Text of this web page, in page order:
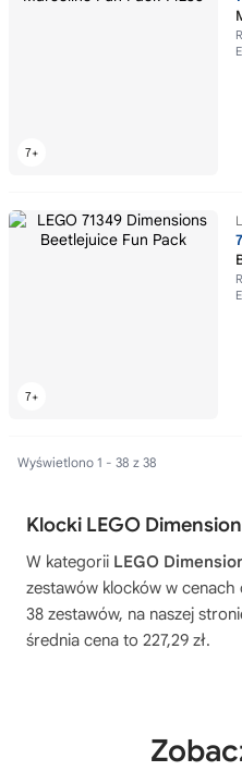
Wyświetlono 1 - 38 z 38
Klocki LEGO
W kategorii LEGO
zestawów klocków w cenach
38 zestawów, na naszej
średnia cena to 227,29 zł.